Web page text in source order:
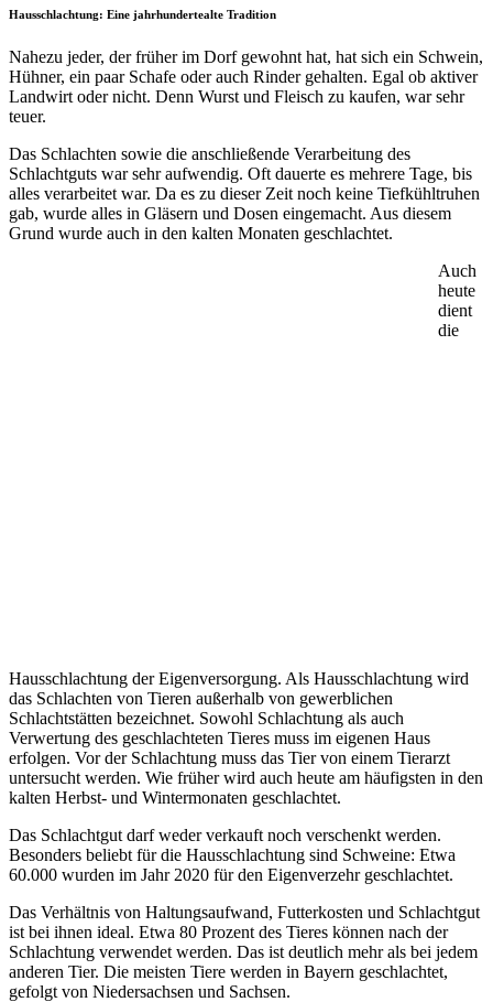
Hausschlachtung: Eine jahrhundertealte Tradition
Nahezu jeder, der früher im Dorf gewohnt hat, hat sich ein Schwein,
Hühner, ein paar Schafe oder auch Rinder gehalten. Egal ob aktiver
Landwirt oder nicht. Denn Wurst und Fleisch zu kaufen, war sehr
teuer.
Das Schlachten sowie die anschließende Verarbeitung des
Schlachtguts war sehr aufwendig. Oft dauerte es mehrere Tage, bis
alles verarbeitet war. Da es zu dieser Zeit noch keine Tiefkühltruhen
gab, wurde alles in Gläsern und Dosen eingemacht. Aus diesem
Grund wurde auch in den kalten Monaten geschlachtet.
Auch
heute
dient
die
Hausschlachtung der Eigenversorgung. Als Hausschlachtung wird
das Schlachten von Tieren außerhalb von gewerblichen
Schlachtstätten bezeichnet. Sowohl Schlachtung als auch
Verwertung des geschlachteten Tieres muss im eigenen Haus
erfolgen. Vor der Schlachtung muss das Tier von einem Tierarzt
untersucht werden. Wie früher wird auch heute am häufigsten in den
kalten Herbst- und Wintermonaten geschlachtet.
Das Schlachtgut darf weder verkauft noch verschenkt werden.
Besonders beliebt für die Hausschlachtung sind Schweine: Etwa
60.000 wurden im Jahr 2020 für den Eigenverzehr geschlachtet.
Das Verhältnis von Haltungsaufwand, Futterkosten und Schlachtgut
ist bei ihnen ideal. Etwa 80 Prozent des Tieres können nach der
Schlachtung verwendet werden. Das ist deutlich mehr als bei jedem
anderen Tier. Die meisten Tiere werden in Bayern geschlachtet,
gefolgt von Niedersachsen und Sachsen.